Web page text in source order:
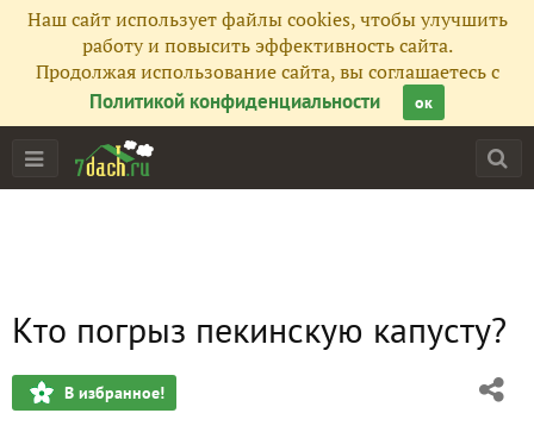
Наш сайт использует файлы cookies, чтобы улучшить
работу и повысить эффективность сайта.
Продолжая использование сайта, вы соглашаетесь с
Политикой конфиденциальности
ок
Кто погрыз пекинскую капусту?
В избранное!